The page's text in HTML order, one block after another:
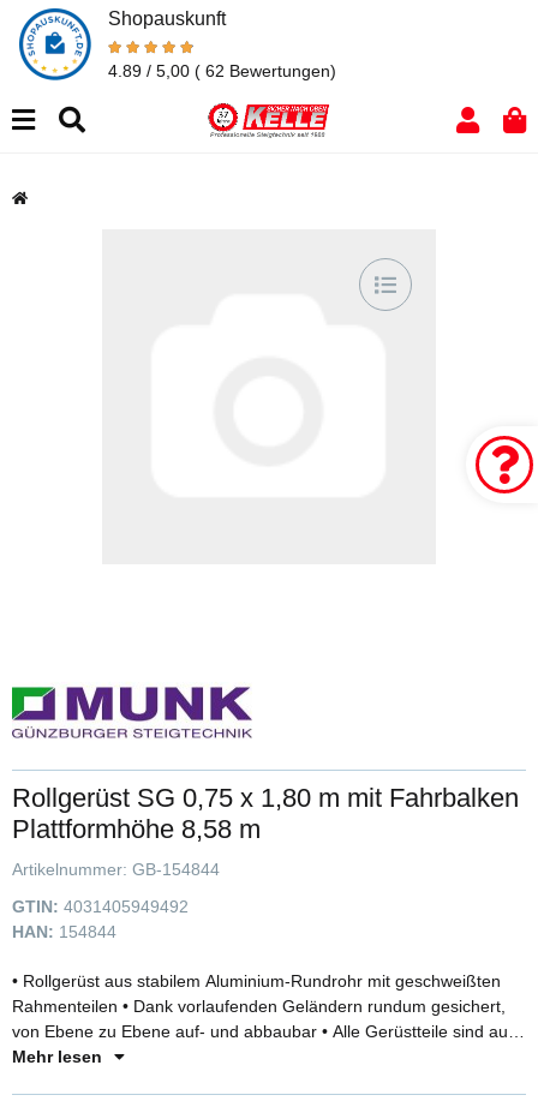
Shopauskunft
4.89 / 5,00 ( 62 Bewertungen)
Rollgerüst SG 0,75 x 1,80 m mit Fahrbalken
Plattformhöhe 8,58 m
Artikelnummer: GB-154844
GTIN: 4031405949492
HAN: 154844
• Rollgerüst aus stabilem Aluminium-Rundrohr mit geschweißten
Rahmenteilen • Dank vorlaufenden Geländern rundum gesichert,
von Ebene zu Ebene auf- und abbaubar • Alle Gerüstteile sind auch
einzeln als Ersatz- oder Erweiterungsteile erhältlich • Vier
Mehr lesen